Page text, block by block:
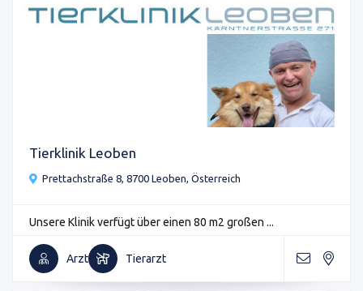
Tierklinik Leoben
Prettachstraße 8, 8700 Leoben, Österreich
Unsere Klinik verfügt über einen 80 m2 großen ...
Arzt Tierarzt